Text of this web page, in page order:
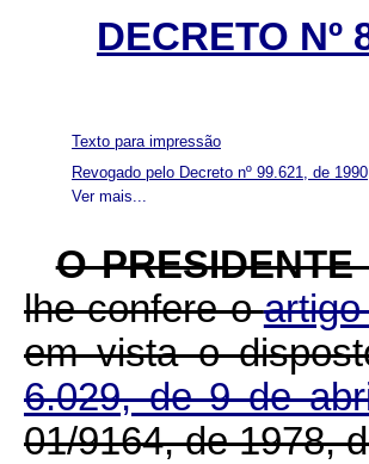
DECRETO Nº
Ver mais...
Texto para impressão
Revogado pelo Decreto nº 99.621, de 1990
O
lhe confere o
em vista o
6.029, de 9 de
01/9164, de 1978,